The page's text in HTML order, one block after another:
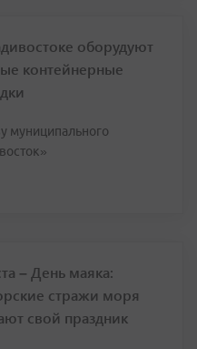
оборудуют
контейнерные
муниципального
– День маяка:
стражи моря
свой праздник